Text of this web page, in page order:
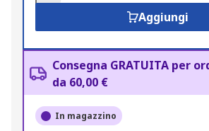
Aggiungi
Consegna GRATUITA per
da 60,00 €
In magazzino